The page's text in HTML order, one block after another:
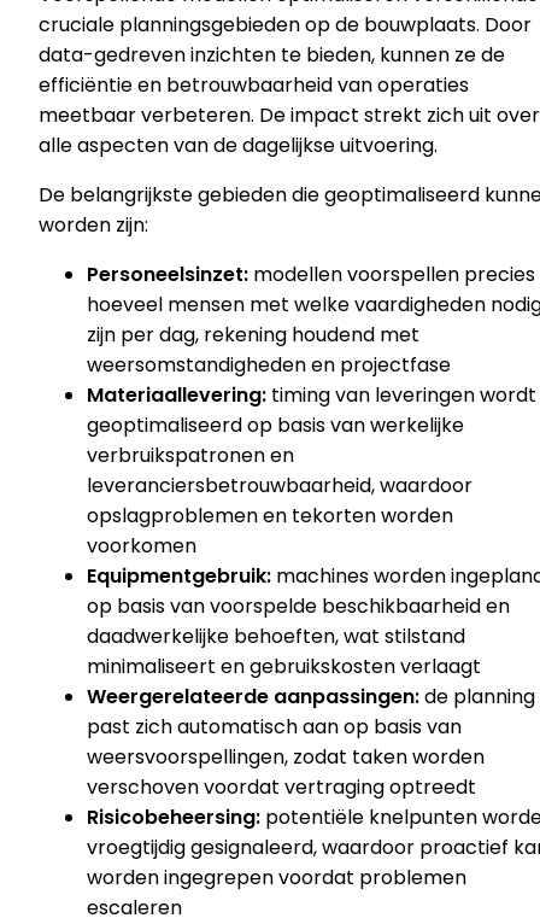
cruciale planningsgebieden op de bouwplaats. Door
data-gedreven inzichten te bieden, kunnen ze de
efficiëntie en betrouwbaarheid van operaties
meetbaar verbeteren. De impact strekt zich uit over
alle aspecten van de dagelijkse uitvoering.
De belangrijkste gebieden die geoptimaliseerd
worden zijn:
Personeelsinzet: modellen voorspellen precies
hoeveel mensen met welke vaardigheden
zijn per dag, rekening houdend met
weersomstandigheden en projectfase
Materiaallevering: timing van leveringen wordt
geoptimaliseerd op basis van werkelijke
verbruikspatronen en
leveranciersbetrouwbaarheid, waardoor
opslagproblemen en tekorten worden
voorkomen
Equipmentgebruik: machines worden
op basis van voorspelde beschikbaarheid en
daadwerkelijke behoeften, wat stilstand
minimaliseert en gebruikskosten verlaagt
Weergerelateerde aanpassingen:de planning
past zich automatisch aan op basis van
weersvoorspellingen, zodat taken worden
verschoven voordat vertraging optreedt
Risicobeheersing: potentiële knelpunten
vroegtijdig gesignaleerd, waardoor proactief
worden ingegrepen voordat problemen
escaleren